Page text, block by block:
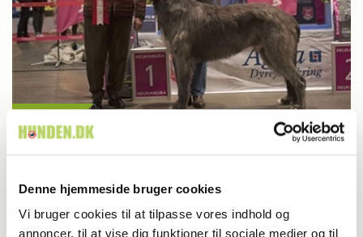
Denne hjemmeside bruger cookies
Vi bruger cookies til at tilpasse vores indhold og
annoncer, til at vise dig funktioner til sociale medier og til
Udstilling
Første dag i Fredericia er slut